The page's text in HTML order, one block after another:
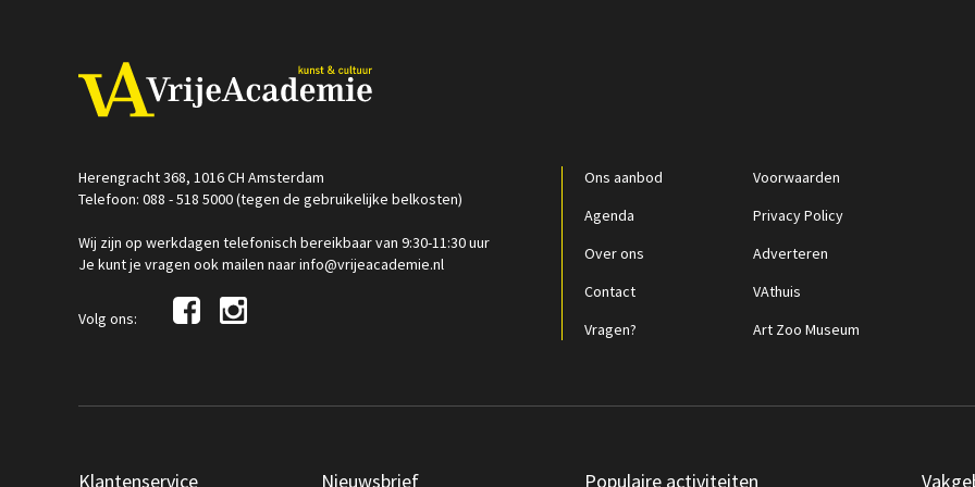
Herengracht 368, 1016 CH Amsterdam
Telefoon: 088 - 518 5000 (tegen de gebruikelijke belkosten)
Wij zijn op werkdagen telefonisch bereikbaar van 9:30-11:30 uur
Je kunt je vragen ook mailen naar info@vrijeacademie.nl
Volg ons:
Ons aanbod
Agenda
Over ons
Contact
Vragen?
Voorwaarden
Privacy Policy
Adverteren
VAthuis
Art Zoo Museum
Klantenservice Nieuwsbrief Populaire activiteiten